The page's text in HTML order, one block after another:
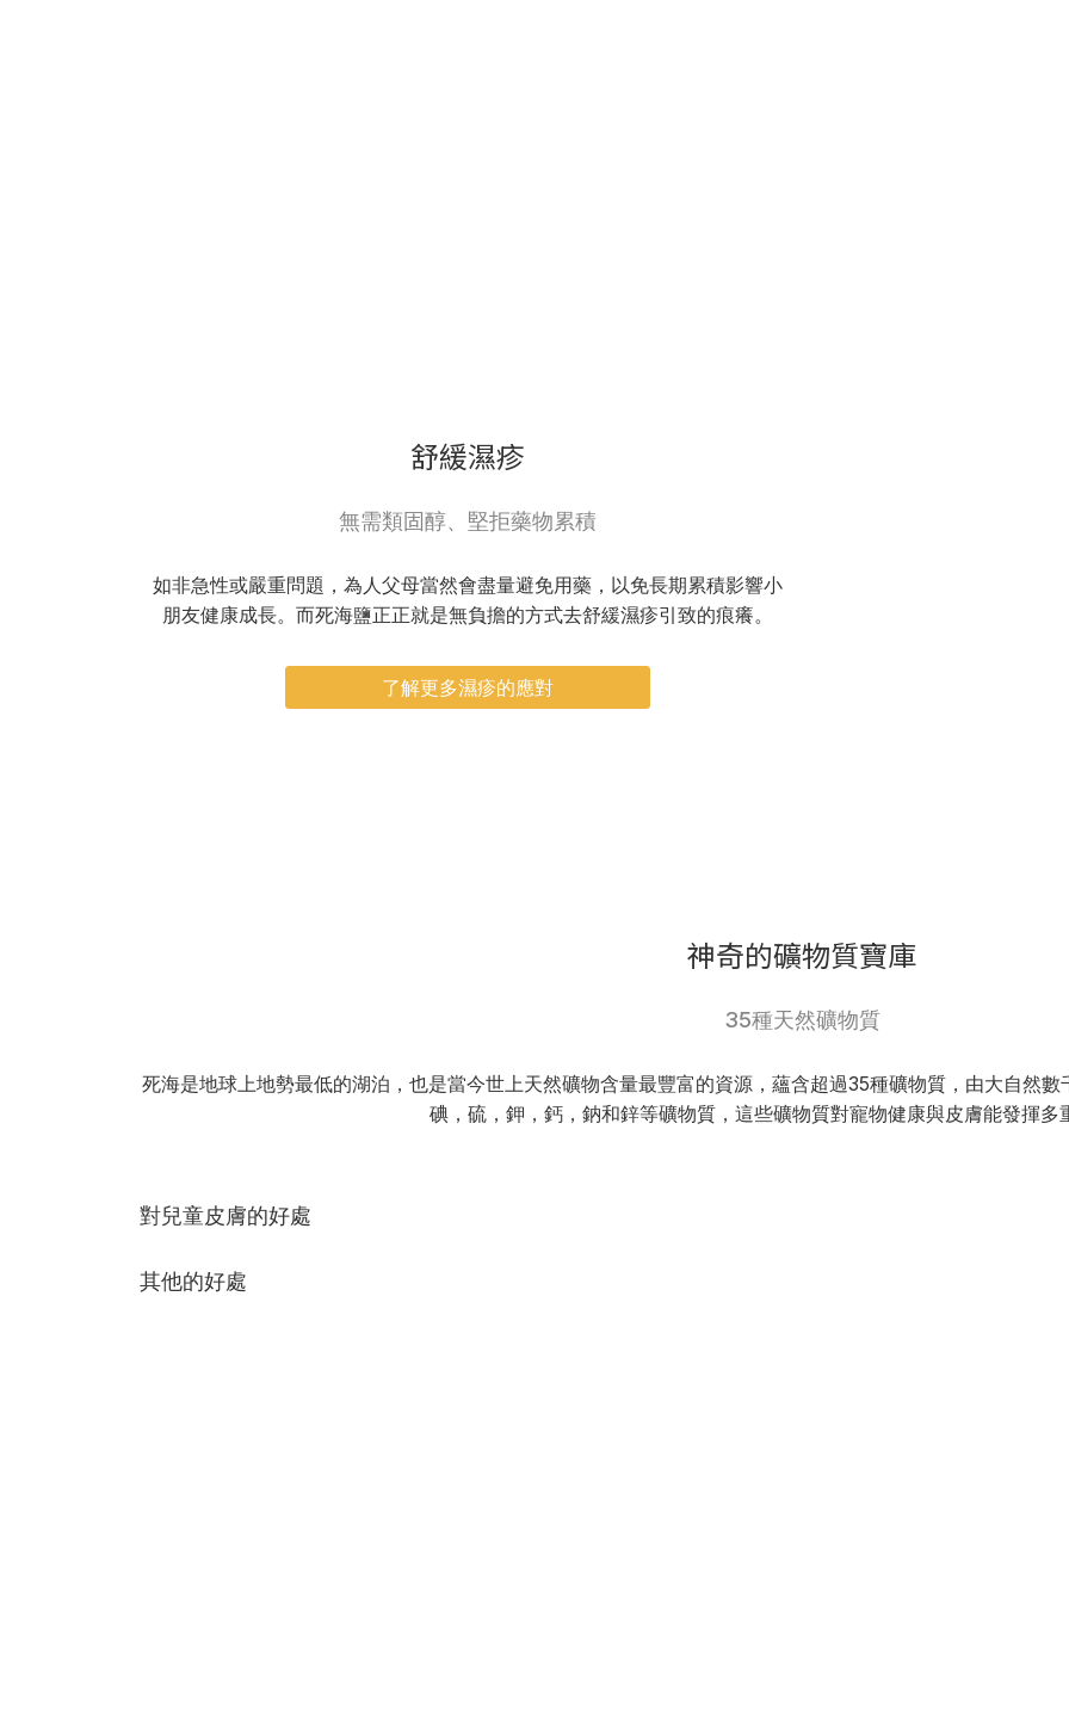
舒緩濕疹
無需類固醇、堅拒藥物累積
如非急性或嚴重問題，為人父母當然會盡量避免用藥，以免長期累積影響小
朋友健康成長。而死海鹽正正就是無負擔的方式去舒緩濕疹引致的痕癢。
了解更多濕疹的應對
神奇的礦物質寶庫
35種天然礦物質
死海是地球上地勢最低的湖泊，也是當今世上天然礦物含量最豐富的資源，蘊含超過35種礦物質，由大自然數
碘，硫，鉀，鈣，鈉和鋅等礦物質，這些礦物質對寵物健康與皮膚能發揮多
對兒童皮膚的好處
其他的好處